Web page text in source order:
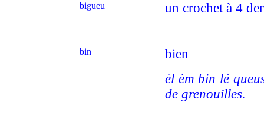
bigueu un crochet à 4
bin
bien
èl èm bin lé
de grenouilles.